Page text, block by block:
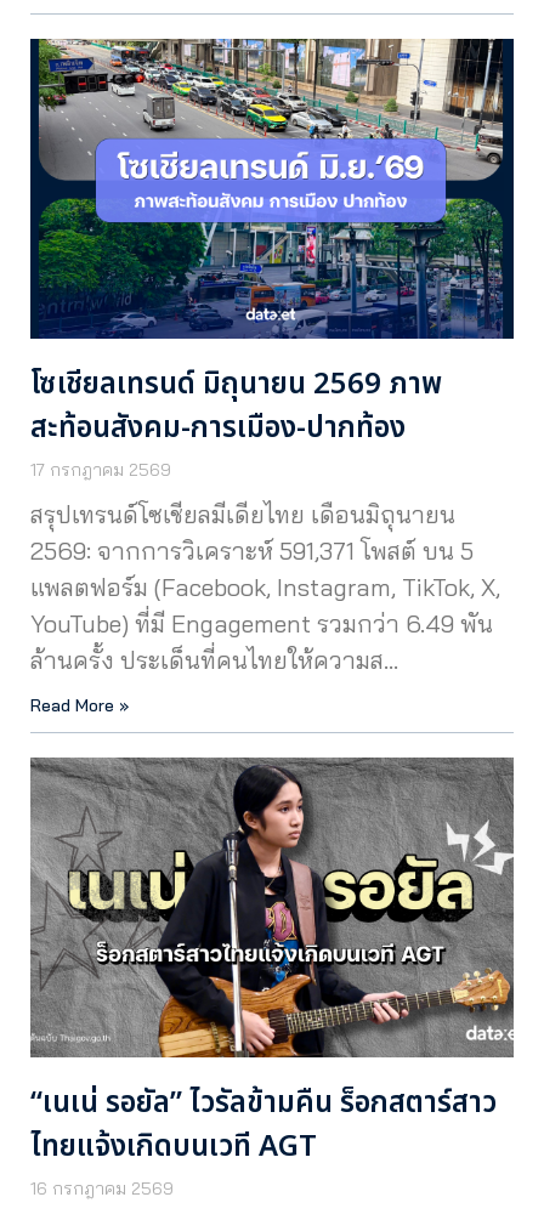
โซเชียลเทรนด์ มิถุนายน 2569 ภาพ
สะท้อนสังคม-การเมือง-ปากท้อง
17 กรกฎาคม 2569
สรุปเทรนด์โซเชียลมีเดียไทย เดือนมิถุนายน
2569: จากการวิเคราะห์ 591,371 โพสต์ บน 5
แพลตฟอร์ม (Facebook, Instagram, TikTok, X,
YouTube) ที่มี Engagement รวมกว่า 6.49 พัน
ล้านครั้ง ประเด็นที่คนไทยให้ความส…
Read More »
“เนเน่ รอยัล” ไวรัลข้ามคืน ร็อกสตาร์สาว
ไทยแจ้งเกิดบนเวที AGT
16 กรกฎาคม 2569